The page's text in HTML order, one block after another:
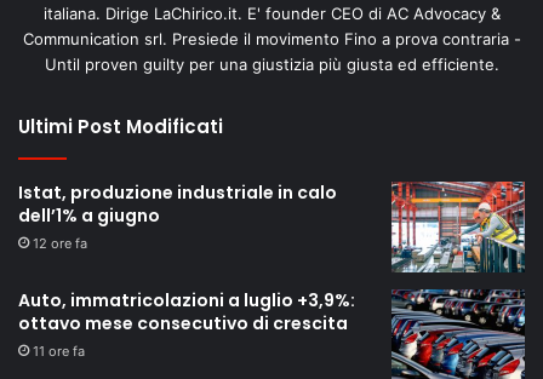
italiana. Dirige LaChirico.it. E' founder CEO di AC Advocacy &
Communication srl. Presiede il movimento Fino a prova contraria -
Until proven guilty per una giustizia più giusta ed efficiente.
Ultimi Post Modificati
Istat, produzione industriale in calo
dell’1% a giugno
12 ore fa
Auto, immatricolazioni a luglio +3,9%:
ottavo mese consecutivo di crescita
11 ore fa